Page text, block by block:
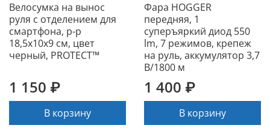
Велосумка на вынос
руля с отделением для
смартфона, р-р
18,5х10х9 см, цвет
черный, PROTECT™
1 150 ₽
В корзину
Фара HOGGER
передняя, 1
суперъяркий диод 550
lm, 7 режимов, крепеж
на руль, аккумулятор 3,7
В/1800 м
1 400 ₽
В корзину